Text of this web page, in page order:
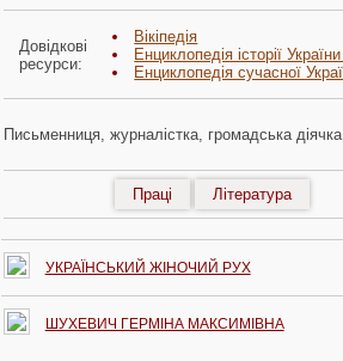
Довідкові
ресурси:
Вікіпедія
Енциклопедія історії
Енциклопедія сучасної
Письменниця, журналістка, громадська діячка
Праці Література
УКРАЇНСЬКИЙ ЖІНОЧИЙ РУХ
ШУХЕВИЧ ГЕРМІНА МАКСИМІВНА